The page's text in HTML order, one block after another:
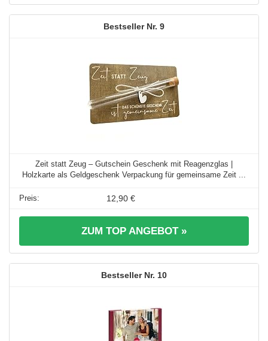
9
Zeit statt Zeug – Gutschein Geschenk mit Reagenzglas |
Holzkarte als Geldgeschenk Verpackung für gemeinsame Zeit ...
12,90 €
ZUM TOP ANGEBOT »
10